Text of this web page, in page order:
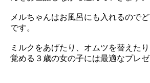
メルちゃんはお風呂にも入れるので
です。
ミルクをあげたり、オムツを替えた
覚める３歳の女の子には最適なプレゼ